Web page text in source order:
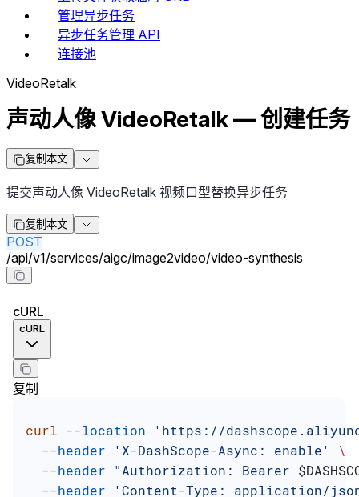
管理异步任务
异步任务管理 API
连接池
VideoRetalk
声动人像 VideoRetalk — 创建任务
复制本文
提交声动人像 VideoRetalk 视频口型替换异步任务
复制本文
POST
/api/v1/services/aigc/image2video/video-synthesis
cURL
cURL
复制
curl --location 'https://
  --header
'X-DashScope-Async: enable'
\
  --header
"Authorization: Bearer
  --header
'Content-Type: application/